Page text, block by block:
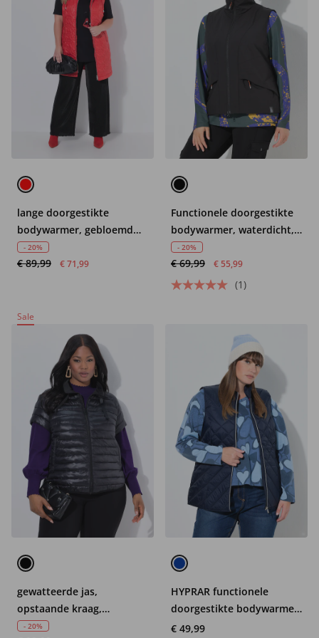
lange doorgestikte
bodywarmer, gebloemd
doorgestikt motief,
capuchon, 2-weg rits
- 20%
€ 89,99 € 71,99
Functionele doorgestikte
bodywarmer, waterdicht,
reflector, opstaande kraag
- 20%
€ 69,99 € 55,99
(1)
Sale
gewatteerde jas,
opstaande kraag,
drukknopen opzij,
- 20%
HYPRAR functionele
doorgestikte bodywarmer,
waterafstotend,
€ 49,99